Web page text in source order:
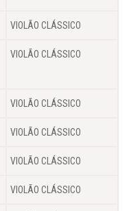
VIOLÃO CLÁSSICO
VIOLÃO CLÁSSICO
VIOLÃO CLÁSSICO
VIOLÃO CLÁSSICO
VIOLÃO CLÁSSICO
VIOLÃO CLÁSSICO